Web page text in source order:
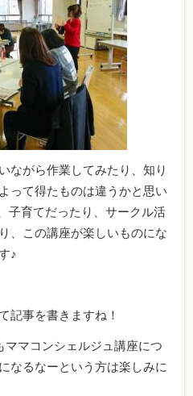
ながら作業してみたり、知り
って得たものは違うかと思い
子育てだったり、サークル活
、この講座が楽しいものにな
♪
記事を書きますね！
ママコンシェルジュ講座につ
なるなーという方は楽しみに